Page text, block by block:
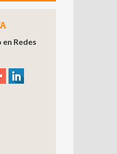
Redes